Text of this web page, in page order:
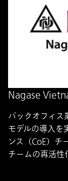
Nagase
バックオフィ
モデルの導入
ンス（CoE）チ
チームの再活性